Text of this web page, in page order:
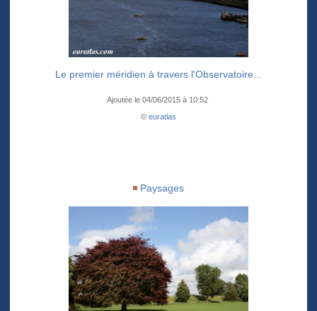
Le premier méridien à travers l'Observatoire...
Ajoutée le 04/06/2015 à 10:52
© euratlas
Paysages